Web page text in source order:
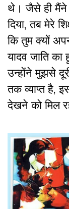
थे। जैसे ही मैंने
दिया, तब मेरे
कि तुम क्यों
यादव जाति
उन्होंने मुझसे
तक व्याप्त है,
देखने को मिल